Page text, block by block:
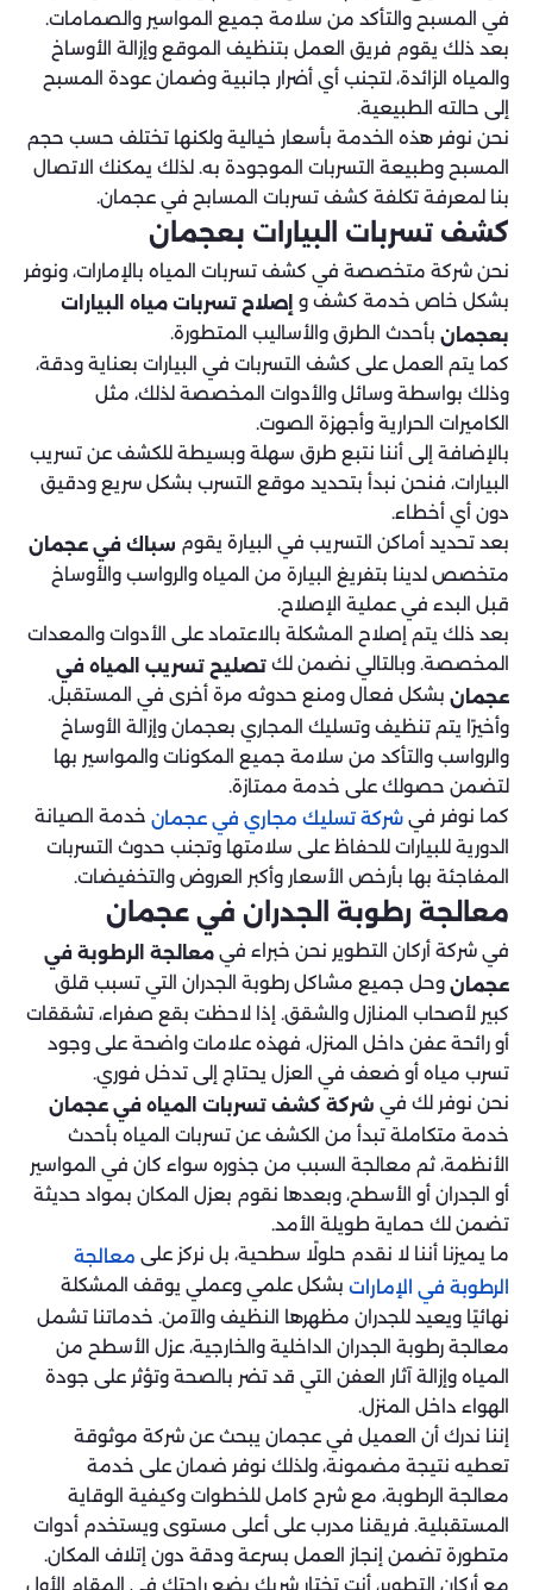
في المسبح والتأكد من سلامة جميع المواسير والصمامات.
بعد ذلك يقوم فريق العمل بتنظيف الموقع وإزالة الأوساخ
والمياه الزائدة، لتجنب أي أضرار جانبية وضمان عودة المسبح
إلى حالته الطبيعية.
نحن نوفر هذه الخدمة بأسعار خيالية ولكنها تختلف حسب حجم
المسبح وطبيعة التسربات الموجودة به. لذلك يمكنك الاتصال
بنا لمعرفة تكلفة كشف تسربات المسابح في عجمان.
كشف تسربات البيارات بعجمان
نحن شركة متخصصة في كشف تسربات المياه بالإمارات، ونوفر
بشكل خاص خدمة كشف و إصلاح تسربات مياه البيارات
بعجمان بأحدث الطرق والأساليب المتطورة.
كما يتم العمل على كشف التسربات في البيارات بعناية ودقة،
وذلك بواسطة وسائل والأدوات المخصصة لذلك، مثل
الكاميرات الحرارية وأجهزة الصوت.
بالإضافة إلى أننا نتبع طرق سهلة وبسيطة للكشف عن تسريب
البيارات، فنحن نبدأ بتحديد موقع التسرب بشكل سريع ودقيق
دون أي أخطاء.
بعد تحديد أماكن التسريب في البيارة يقوم سباك في عجمان
متخصص لدينا بتفريغ البيارة من المياه والرواسب والأوساخ
قبل البدء في عملية الإصلاح.
بعد ذلك يتم إصلاح المشكلة بالاعتماد على الأدوات والمعدات
المخصصة. وبالتالي نضمن لك تصليح تسريب المياه في
عجمان بشكل فعال ومنع حدوثه مرة أخرى في المستقبل.
وأخيرًا يتم تنظيف وتسليك المجاري بعجمان وإزالة الأوساخ
والرواسب والتأكد من سلامة جميع المكونات والمواسير بها
لتضمن حصولك على خدمة ممتازة.
كما نوفر في شركة تسليك مجاري في عجمان خدمة الصيانة
الدورية للبيارات للحفاظ على سلامتها وتجنب حدوث التسربات
المفاجئة بها بأرخص الأسعار وأكبر العروض والتخفيضات.
معالجة رطوبة الجدران في عجمان
في شركة أركان التطوير نحن خبراء في معالجة الرطوبة في
عجمان وحل جميع مشاكل رطوبة الجدران التي تسبب قلق
كبير لأصحاب المنازل والشقق. إذا لاحظت بقع صفراء، تشققات
أو رائحة عفن داخل المنزل، فهذه علامات واضحة على وجود
تسرب مياه أو ضعف في العزل يحتاج إلى تدخل فوري.
نحن نوفر لك في شركة كشف تسربات المياه في عجمان
خدمة متكاملة تبدأ من الكشف عن تسربات المياه بأحدث
الأنظمة، ثم معالجة السبب من جذوره سواء كان في المواسير
أو الجدران أو الأسطح، وبعدها نقوم بعزل المكان بمواد حديثة
تضمن لك حماية طويلة الأمد.
ما يميزنا أننا لا نقدم حلولًا سطحية، بل نركز على معالجة
الرطوبة في الإمارات بشكل علمي وعملي يوقف المشكلة
نهائيًا ويعيد للجدران مظهرها النظيف والآمن. خدماتنا تشمل
معالجة رطوبة الجدران الداخلية والخارجية، عزل الأسطح من
المياه وإزالة آثار العفن التي قد تضر بالصحة وتؤثر على جودة
الهواء داخل المنزل.
إننا ندرك أن العميل في عجمان يبحث عن شركة موثوقة
تعطيه نتيجة مضمونة، ولذلك نوفر ضمان على خدمة
معالجة الرطوبة، مع شرح كامل للخطوات وكيفية الوقاية
المستقبلية. فريقنا مدرب على أعلى مستوى ويستخدم أدوات
متطورة تضمن إنجاز العمل بسرعة ودقة دون إتلاف المكان.
مع أركان التطوير، أنت تختار شريك يضع راحتك في المقام الأول